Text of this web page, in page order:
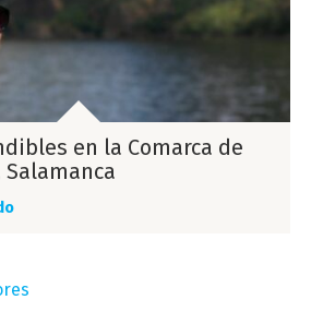
en la Comarca de